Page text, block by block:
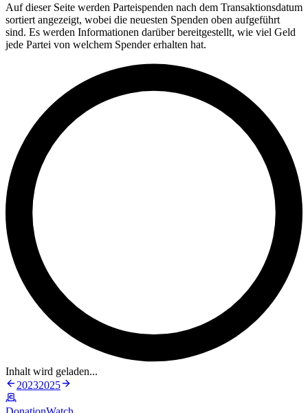
Auf dieser Seite werden Parteispenden nach dem Transaktionsdatum
sortiert angezeigt, wobei die neuesten Spenden oben aufgeführt
sind. Es werden Informationen darüber bereitgestellt, wie viel Geld
jede Partei von welchem Spender erhalten hat.
Inhalt wird geladen...
20232025